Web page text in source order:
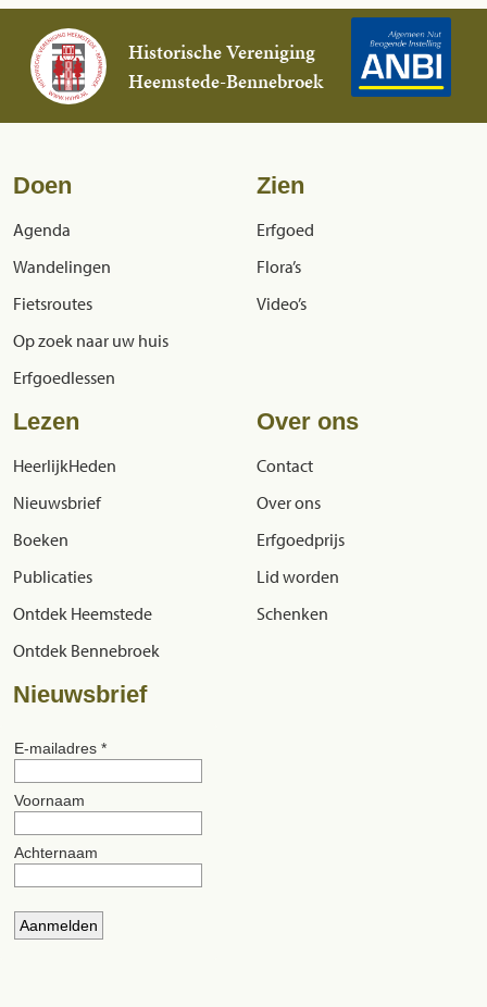
Historische Vereniging
Heemstede-Bennebroek
Doen
Agenda
Wandelingen
Fietsroutes
Op zoek naar uw huis
Erfgoedlessen
Zien
Erfgoed
Flora’s
Video’s
Lezen
HeerlijkHeden
Nieuwsbrief
Boeken
Publicaties
Ontdek Heemstede
Ontdek Bennebroek
Over ons
Contact
Over ons
Erfgoedprijs
Lid worden
Schenken
Nieuwsbrief